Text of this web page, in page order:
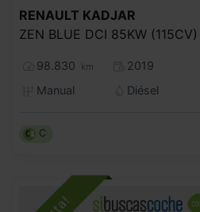
RENAULT KADJAR
ZEN BLUE DCI 85KW (115CV)
98.830 km
2019
Manual
Diésel
C